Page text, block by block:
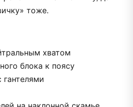
тоже.
хватом
блока к поясу
гантелями